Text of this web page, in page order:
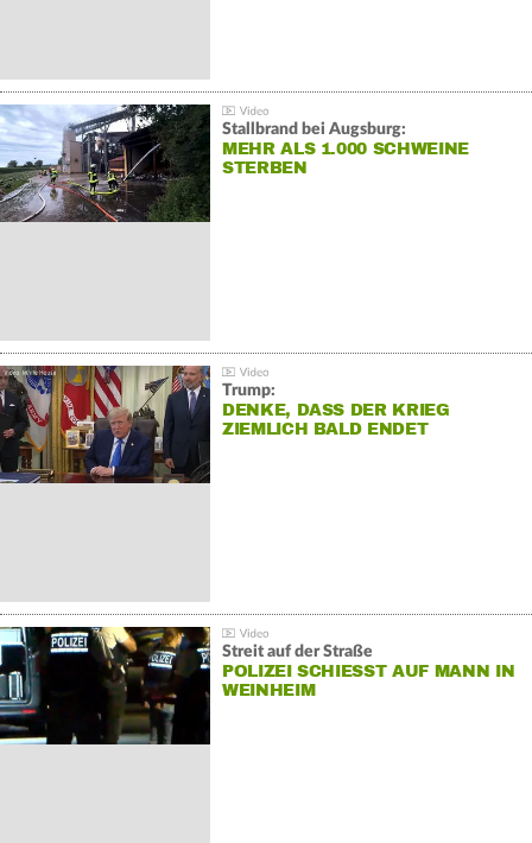
Stallbrand bei Augsburg:
MEHR ALS 1.000 SCHWEINE
STERBEN
Trump:
DENKE, DASS DER KRIEG
ZIEMLICH BALD ENDET
Streit auf der Straße
POLIZEI SCHIESST AUF MANN IN W
EINHEIM